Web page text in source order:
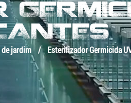
jardim / Esterilizador Germicida